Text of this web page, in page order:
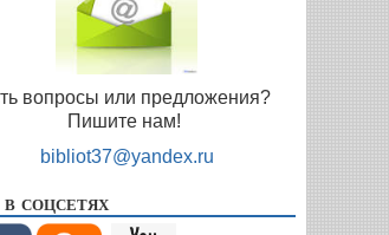
вопросы или предложения?
Пишите нам!
bibliot37@yandex.ru
соцсетях